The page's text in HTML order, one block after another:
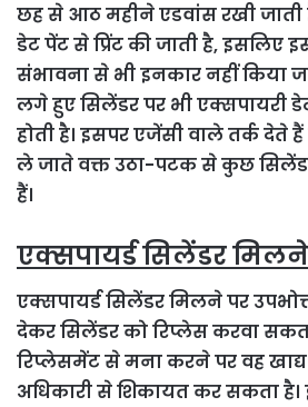
छह से आठ महीने एडवांस रखी जाती
डेट पेंट से प्रिंट की जाती है, इसलिए
संभावना से भी इनकार नहीं किया
लगे हुए सिलेंडर पर भी एक्सपायरी
होती है। इसपर एजेंसी वाले तर्क देते
ले जाते वक्त उठा-पटक से कुछ
हैं।
एक्सपायर्ड सिलेंडर
एक्सपायर्ड सिलेंडर मिलने पर
देकर सिलेंडर को रिप्लेस करवा
रिप्लेसमेंट से मना करने पर वह खाद्य
अधिकारी से शिकायत कर सकता